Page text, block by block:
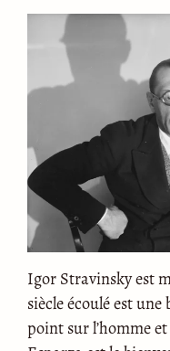
Igor Stravinsky est
siècle écoulé est
point sur l’homme